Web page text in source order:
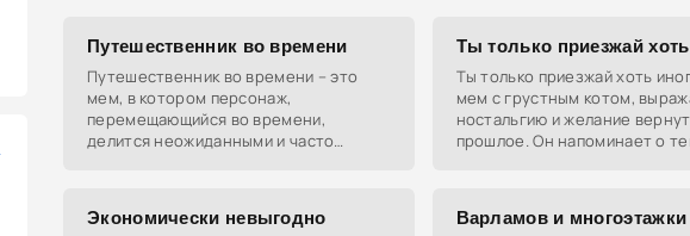
Путешественник во времени
Путешественник во времени – это
мем, в котором персонаж,
перемещающийся во времени,
делится неожиданными и часто
Ты только приезжай
Ты только приезжай хоть
мем с грустным котом,
ностальгию и желание
прошлое. Он напоминает о
Экономически невыгодно Варламов и многоэтажки